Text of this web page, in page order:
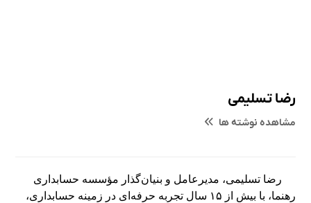
رضا تسلیمی
مشاهده نوشته ها
رضا تسلیمی، مدیرعامل و بنیان‌گذار مؤسسه حسابداری
رهنما، با بیش از ۱۵ سال تجربه حرفه‌ای در زمینه حسابداری،